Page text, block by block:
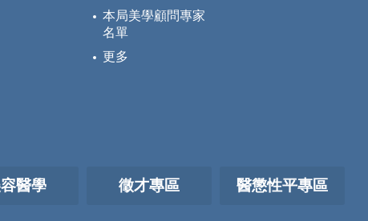
本局美學顧問專家
名單
更多
醫學 徵才專區 醫懲性平專區